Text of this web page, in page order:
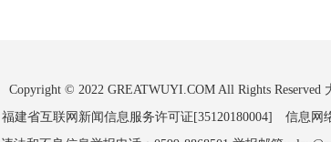
Copyright © 2022 GREATWUYI.COM All Rights
福建省互联网新闻信息服务许可证[35120180004] 信息网